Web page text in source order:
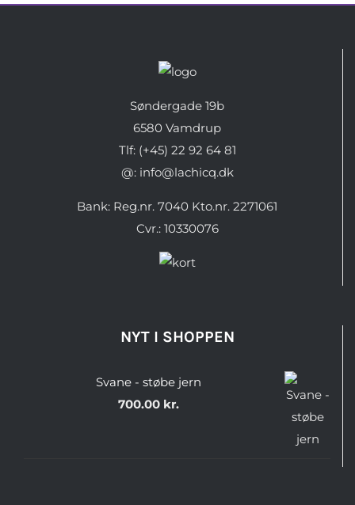
Søndergade 19b
6580 Vamdrup
Tlf: (+45) 22 92 64 81
@: info@lachicq.dk
Bank: Reg.nr. 7040 Kto.nr. 2271061
Cvr.: 10330076
NYT I SHOPPEN
Svane - støbe jern
700.00 kr.